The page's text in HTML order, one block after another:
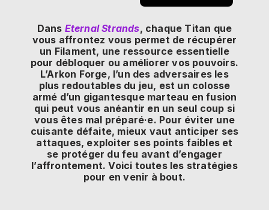
Dans Eternal Strands, chaque Titan que
vous affrontez vous permet de récupérer
un Filament, une ressource essentielle
pour débloquer ou améliorer vos pouvoirs.
L’Arkon Forge, l’un des adversaires les
plus redoutables du jeu, est un colosse
armé d’un gigantesque marteau en fusion
qui peut vous anéantir en un seul coup si
vous êtes mal préparé·e. Pour éviter une
cuisante défaite, mieux vaut anticiper ses
attaques, exploiter ses points faibles et
se protéger du feu avant d’engager
l’affrontement. Voici toutes les stratégies
pour en venir à bout.